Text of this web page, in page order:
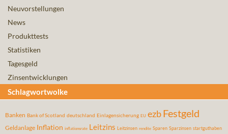
Neuvorstellungen
News
Produkttests
Statistiken
Tagesgeld
Zinsentwicklungen
Schlagwortwolke
Banken Bank of Scotland deutschland Einlagensicherung EU ezbFestgeld
Geldanlage Inflation inflationsrate Leitzins Leitzinsen rendite Sparen Sparzinsen startguthaben